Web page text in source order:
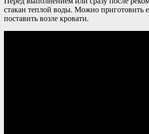
стакан теплой воды. Можно приготовить
поставить возле кровати.